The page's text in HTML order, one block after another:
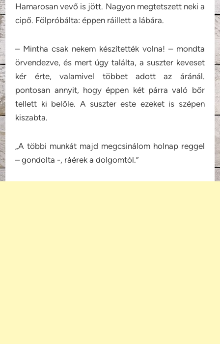
Hamarosan vevő is jött. Nagyon megtetszett neki a
cipő. Fölpróbálta: éppen ráillett a lábára.
– Mintha csak nekem készítették volna! – mondta
örvendezve, és mert úgy találta, a suszter keveset
kér érte, valamivel többet adott az áránál.
pontosan annyit, hogy éppen két párra való bőr
tellett ki belőle. A suszter este ezeket is szépen
kiszabta.
„A többi munkát majd megcsinálom holnap reggel
– gondolta -, ráérek a dolgomtól.”